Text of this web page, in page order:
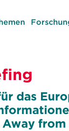
das